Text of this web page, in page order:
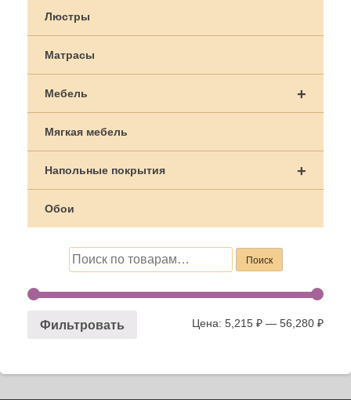
Люстры
Матрасы
+
Мебель
Мягкая мебель
+
Напольные покрытия
Обои
Искать: Поиск
Фильтровать Цена: 5,215 ₽ — 56,280 ₽